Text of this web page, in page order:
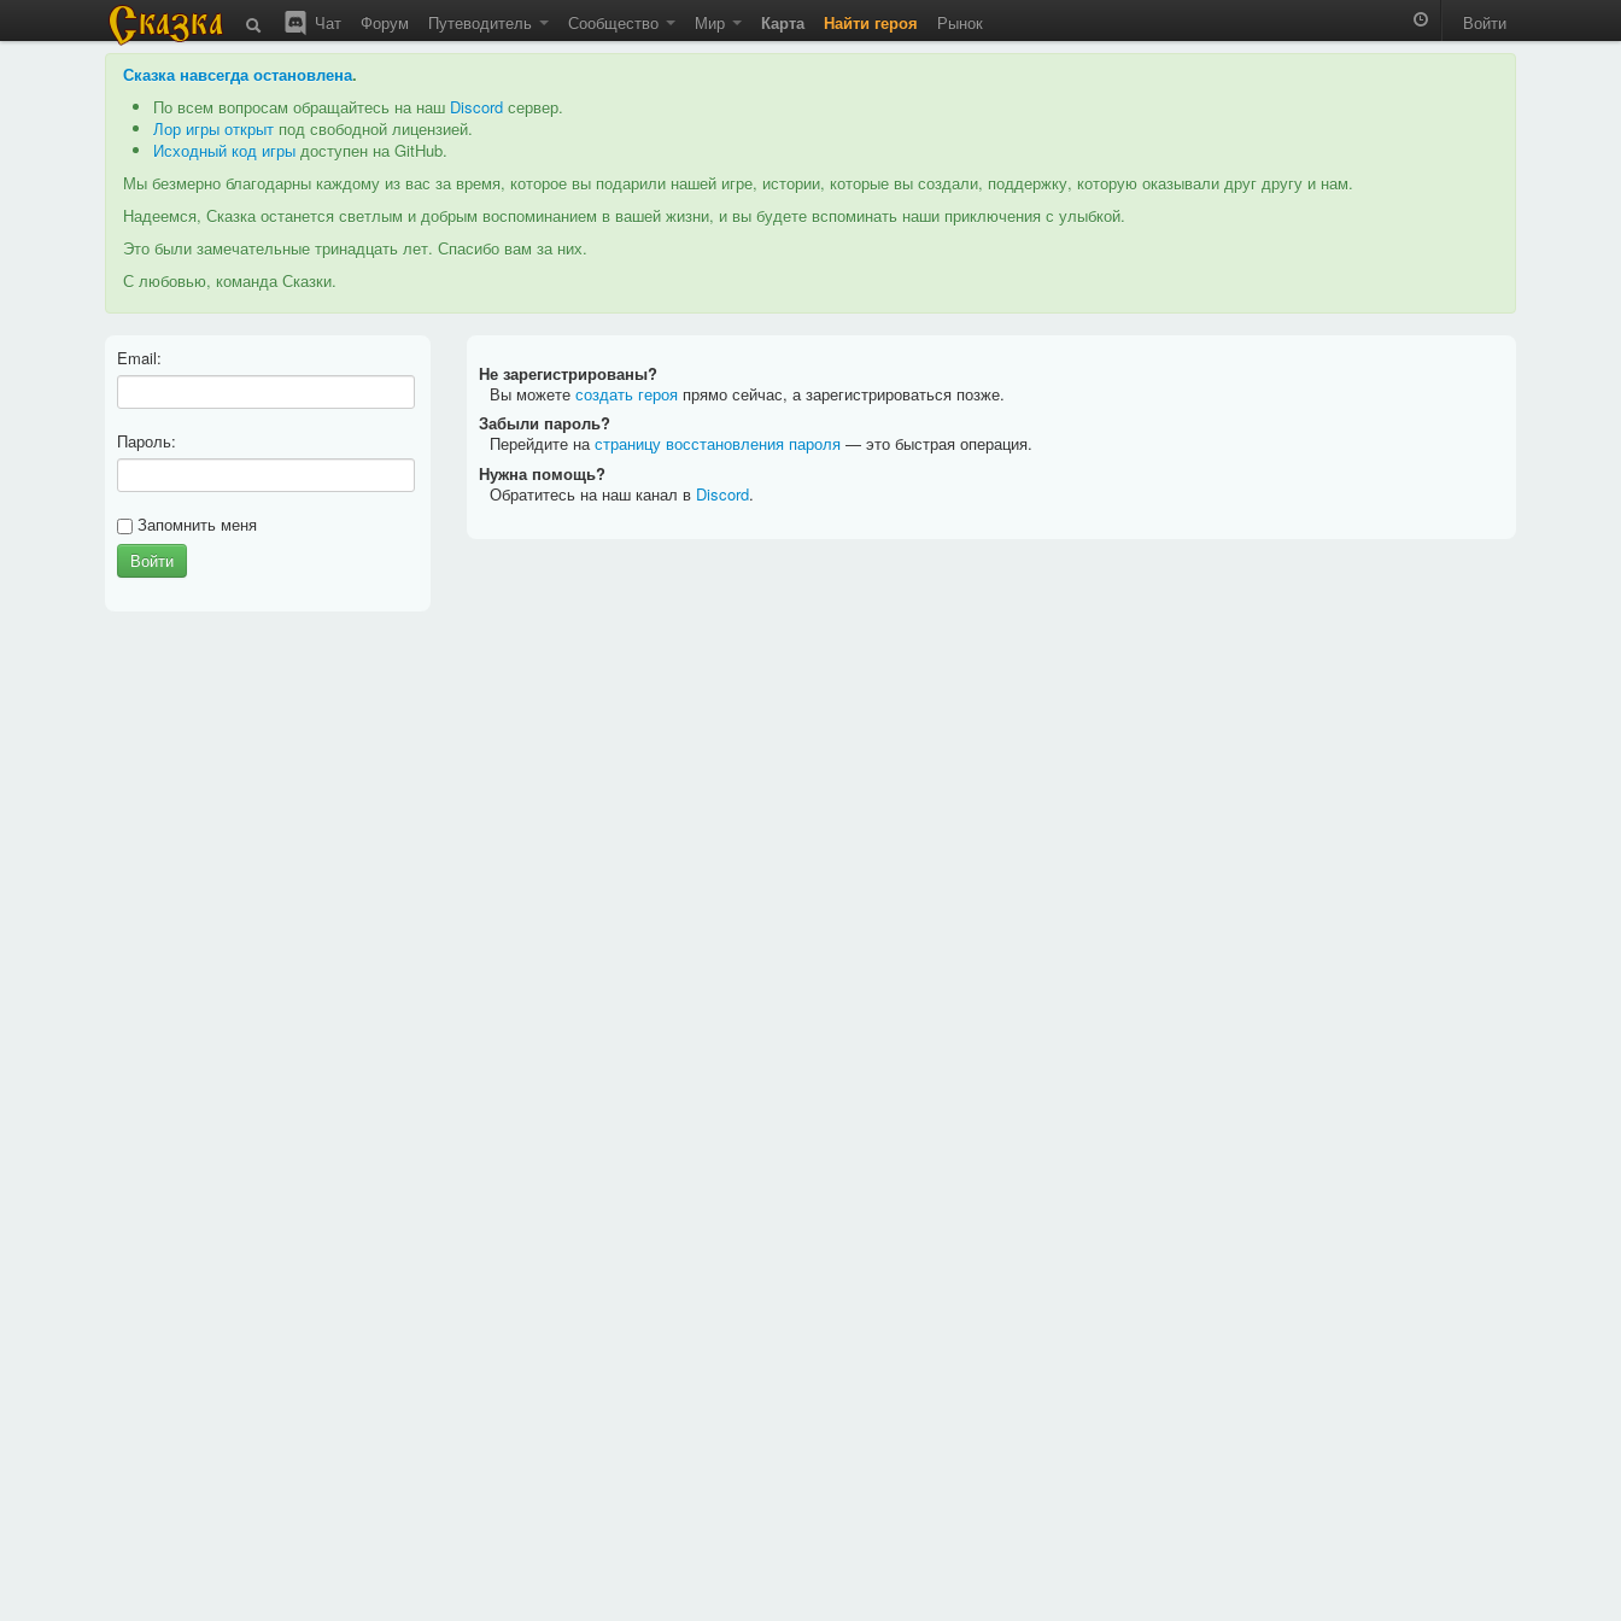
Чат Форум Путеводитель Сообщество Мир Карта Найти героя Рынок Войти
Сказка навсегда остановлена.
По всем вопросам обращайтесь на наш Discord сервер.
Лор игры открыт под свободной лицензией.
Исходный код игры доступен на GitHub.
Мы безмерно благодарны каждому из вас за время, которое вы подарили нашей игре, истории, которые вы создали, поддержку, которую оказывали друг другу и нам.
Надеемся, Сказка останется светлым и добрым воспоминанием в вашей жизни, и вы будете вспоминать наши приключения с улыбкой.
Это были замечательные тринадцать лет. Спасибо вам за них.
С любовью, команда Сказки.
Email:
Пароль:
Запомнить меня
Не зарегистрированы?
Вы можете создать герояпрямо сейчас, а зарегистрироваться позже.
Забыли пароль?
Перейдите настраницу восстановления пароля— это быстрая операция.
Нужна помощь?
Обратитесь на наш канал в Discord.